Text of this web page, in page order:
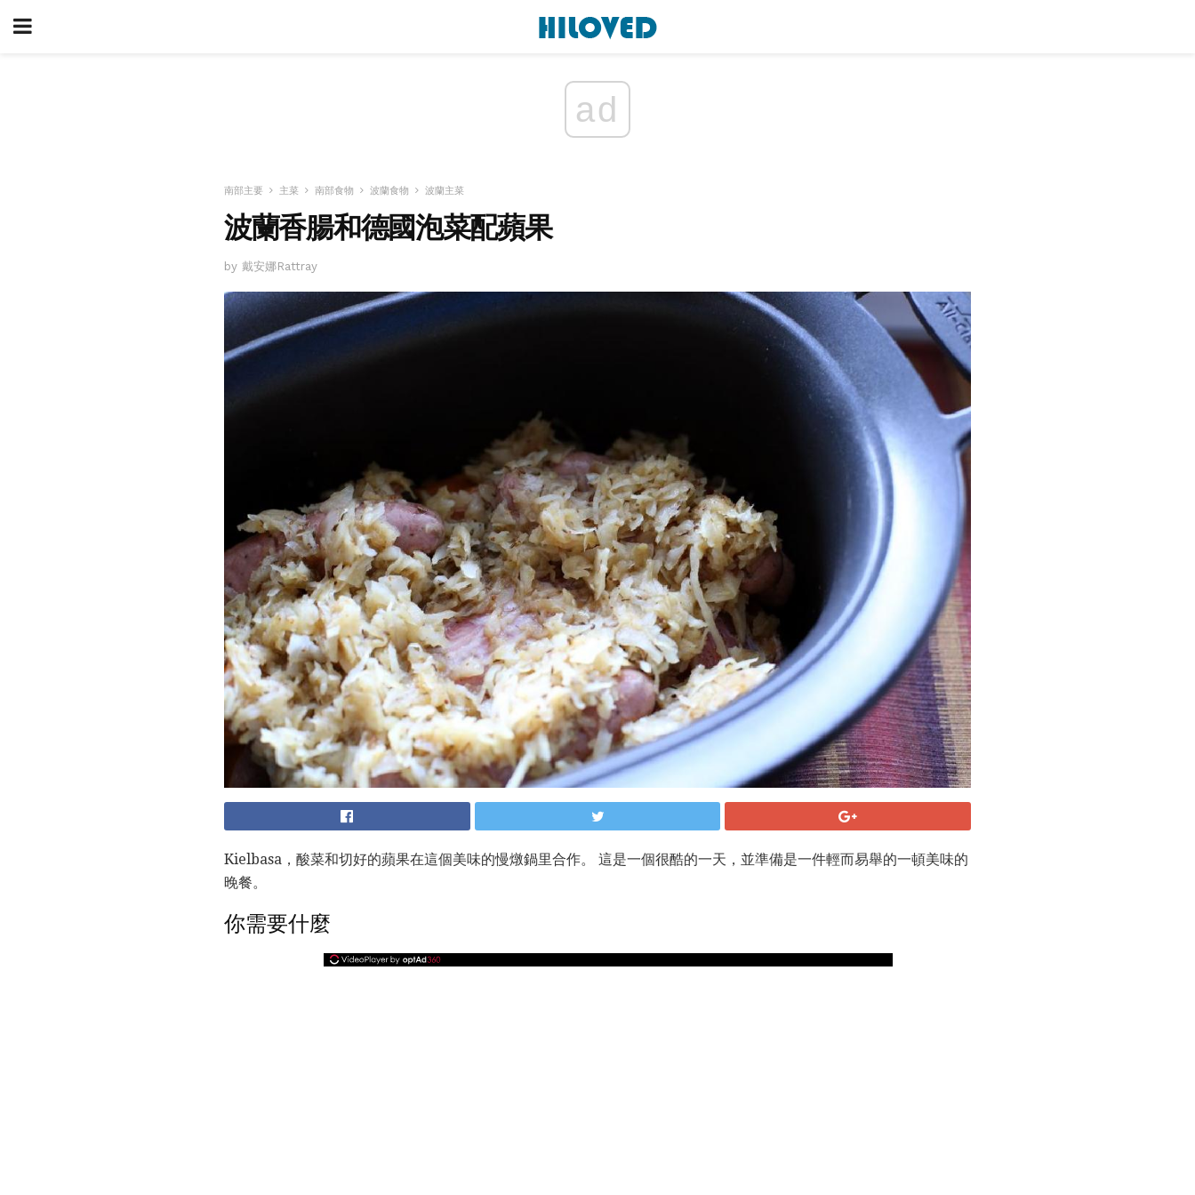
ad
南部主要 主菜 南部食物 波蘭食物 波蘭主菜
波蘭香腸和德國泡菜配蘋果
by 戴安娜Rattray
Kielbasa，酸菜和切好的蘋果在這個美味的慢燉鍋里合作。 這是一個很酷的一天，並準備是一件輕而易舉的一頓美味的
晚餐。
你需要什麼